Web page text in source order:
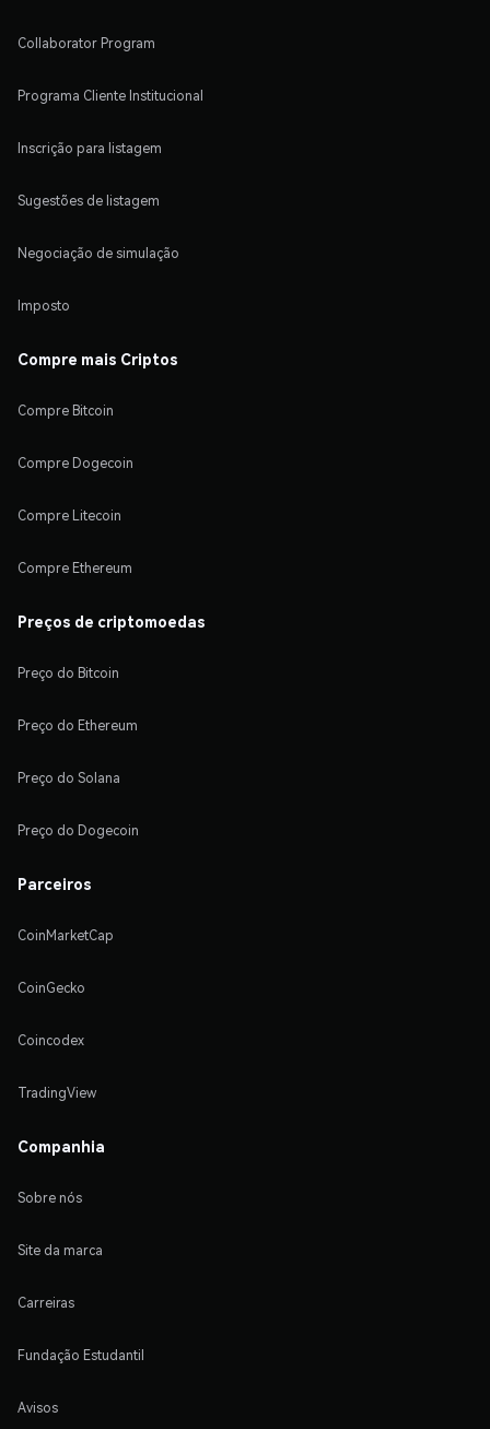
Collaborator Program
Programa Cliente Institucional
Inscrição para listagem
Sugestões de listagem
Negociação de simulação
Imposto
Compre mais Criptos
Compre Bitcoin
Compre Dogecoin
Compre Litecoin
Compre Ethereum
Preços de criptomoedas
Preço do Bitcoin
Preço do Ethereum
Preço do Solana
Preço do Dogecoin
Parceiros
CoinMarketCap
CoinGecko
Coincodex
TradingView
Companhia
Sobre nós
Site da marca
Carreiras
Fundação Estudantil
Avisos